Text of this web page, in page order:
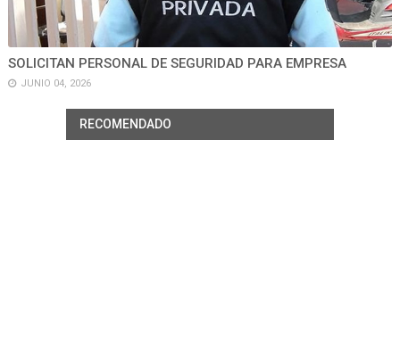
SOLICITAN PERSONAL DE SEGURIDAD PARA EMPRESA
JUNIO 04, 2026
RECOMENDADO